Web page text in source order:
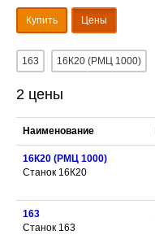
Купить Цены
163 16К20 (РМЦ 1000)
2 цены
Наименование
16К20 (РМЦ 1000)
Станок 16К20
163
Станок 163